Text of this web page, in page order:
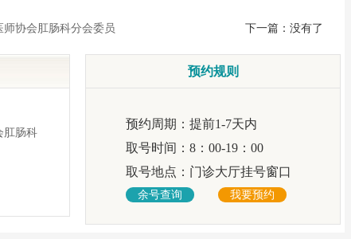
师协会肛肠科分会委员 下一篇：没有了
肛肠科
预约规则
预约周期： 提前1-7天内
取号时间： 8：00-19：00
取号地点： 门诊大厅挂号窗口
余号查询 我要预约